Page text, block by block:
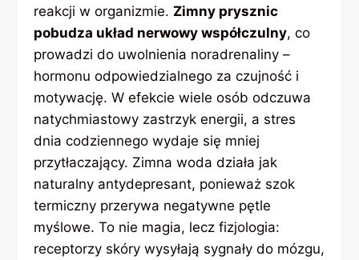
reakcji w organizmie. Zimny prysznic
pobudza układ nerwowy współczulny, co
prowadzi do uwolnienia noradrenaliny –
hormonu odpowiedzialnego za czujność i
motywację. W efekcie wiele osób odczuwa
natychmiastowy zastrzyk energii, a stres
dnia codziennego wydaje się mniej
przytłaczający. Zimna woda działa jak
naturalny antydepresant, ponieważ szok
termiczny przerywa negatywne pętle
myślowe. To nie magia, lecz fizjologia:
receptorzy skóry wysyłają sygnały do mózgu,